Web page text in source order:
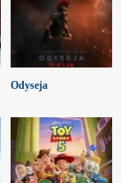
Odyseja